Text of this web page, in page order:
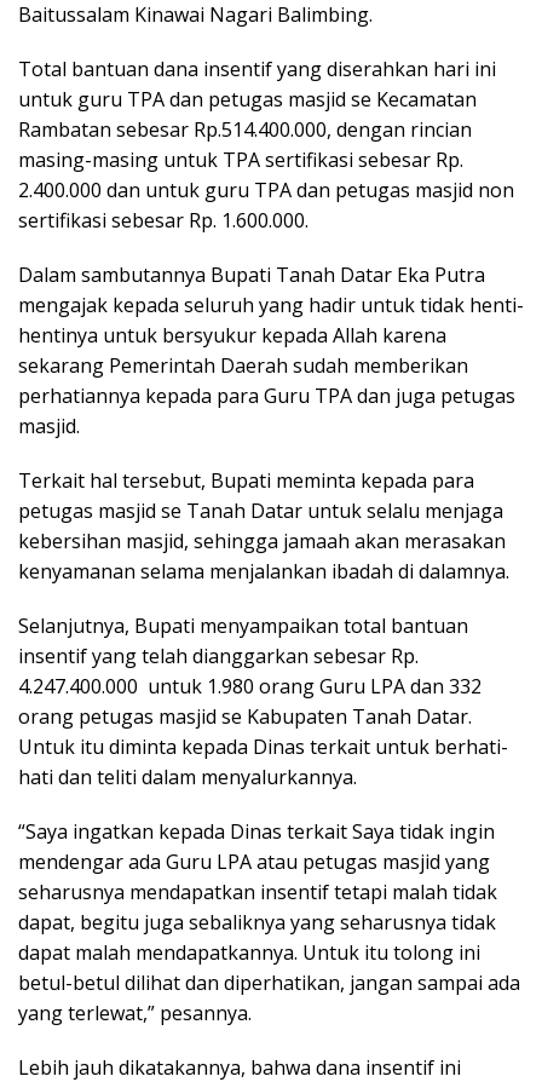
Baitussalam Kinawai Nagari Balimbing.
Total bantuan dana insentif yang diserahkan hari ini
untuk guru TPA dan petugas masjid se Kecamatan
Rambatan sebesar Rp.514.400.000, dengan rincian
masing-masing untuk TPA sertifikasi sebesar Rp.
2.400.000 dan untuk guru TPA dan petugas masjid non
sertifikasi sebesar Rp. 1.600.000.
Dalam sambutannya Bupati Tanah Datar Eka Putra
mengajak kepada seluruh yang hadir untuk tidak henti-
hentinya untuk bersyukur kepada Allah karena
sekarang Pemerintah Daerah sudah memberikan
perhatiannya kepada para Guru TPA dan juga petugas
masjid.
Terkait hal tersebut, Bupati meminta kepada para
petugas masjid se Tanah Datar untuk selalu menjaga
kebersihan masjid, sehingga jamaah akan merasakan
kenyamanan selama menjalankan ibadah di dalamnya.
Selanjutnya, Bupati menyampaikan total bantuan
insentif yang telah dianggarkan sebesar Rp.
4.247.400.000 untuk 1.980 orang Guru LPA dan 332
orang petugas masjid se Kabupaten Tanah Datar.
Untuk itu diminta kepada Dinas terkait untuk berhati-
hati dan teliti dalam menyalurkannya.
“Saya ingatkan kepada Dinas terkait Saya tidak ingin
mendengar ada Guru LPA atau petugas masjid yang
seharusnya mendapatkan insentif tetapi malah tidak
dapat, begitu juga sebaliknya yang seharusnya tidak
dapat malah mendapatkannya. Untuk itu tolong ini
betul-betul dilihat dan diperhatikan, jangan sampai ada
yang terlewat,” pesannya.
Lebih jauh dikatakannya, bahwa dana insentif ini